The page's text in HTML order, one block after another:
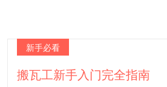
新手必看
搬瓦工新手入门完全指南